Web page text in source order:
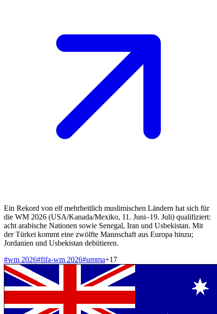
Ein Rekord von elf mehrheitlich muslimischen Ländern hat sich für
die WM 2026 (USA/Kanada/Mexiko, 11. Juni–19. Juli) qualifiziert:
acht arabische Nationen sowie Senegal, Iran und Usbekistan. Mit
der Türkei kommt eine zwölfte Mannschaft aus Europa hinzu;
Jordanien und Usbekistan debütieren.
#wm 2026#fifa-wm 2026#umma+17